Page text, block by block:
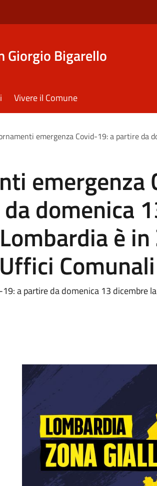
Giorgio Bigarello
Vivere il Comune
emergenza Covid-19: a partire da
emergenza
domenica
è in
Comunali
a partire da domenica 13 dicembre